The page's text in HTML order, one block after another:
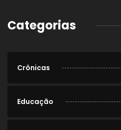
Categorias
Crônicas
Educação